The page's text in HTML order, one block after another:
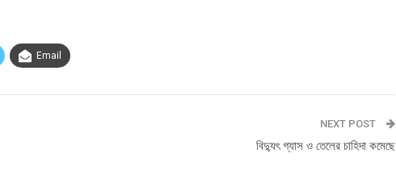
Email
NEXT POST
বিদ্যুৎ গ্যাস ও তেলের চাহিদা কমেছে